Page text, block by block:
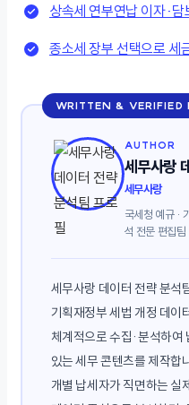
상속세 연부연납 이자·담
종소세 장부 선택으로 세
WRITTEN & VERIFIED
AUTHOR
세무사랑
세무사랑
국세청 예규 ·
석 전문 편집팀
세무사랑 데이터 전략 분석
기획재정부 세법 개정 데이
체계적으로 수집·분석하여
있는 세무 콘텐츠를 제작합
개별 납세자가 직면하는 실